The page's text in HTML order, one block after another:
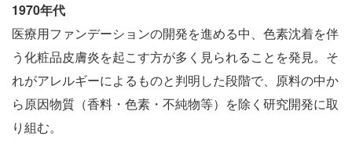
1970年代
医療用ファンデーションの開発を進める中、色素沈着を伴
う化粧品皮膚炎を起こす方が多く見られることを発見。そ
れがアレルギーによるものと判明した段階で、原料の中か
ら原因物質（香料・色素・不純物等）を除く研究開発に取
り組む。